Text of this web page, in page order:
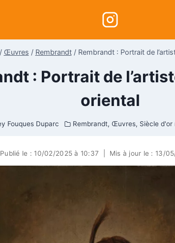
Œuvres / Rembrandt / Rembrandt : Portrait de
: Portrait de
oriental
Fouques Duparc Rembrandt,Œuvres, Siècle d'or
Publié le : 10/02/2025 à 10:37 Mis à jour le : 13/